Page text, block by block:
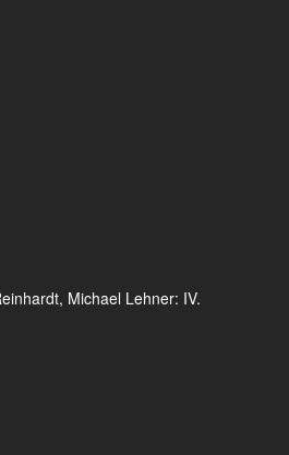
Michael Lehner: IV.